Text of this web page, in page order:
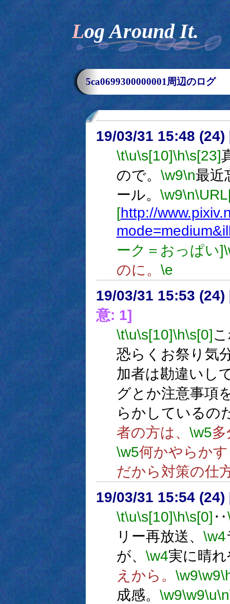
Log Around It.
5ca0699300000001周辺のログ
19/03/31 15:48 (24)
\t\u\s[10]\h\s[23]
ので。 \w9\n最近
ール。 \w9\n
[http://
ーク＝おっぱい]
のに。 \e
19/03/31 15:53 (24)
意: 1]
\t\u\s[10]\h\s[0]
恐らくお祭り気
加者は勘違いし
グとか注意事項
らかしているの
者の方は、 \w5
\w5何かやらか
だから対策の仕
19/03/31 15:54 (24)
\t\u\s[10]\h\s[0] ‥
リー再放送、 \w4
が、 \w4実に晴
えから。 \w9\w9
成感。 \w9\w9\u\n